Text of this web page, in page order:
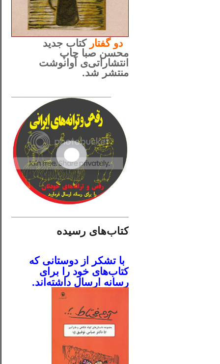
دوگفتار کتاب جدید
محسن صبا چاپ
انتشاراتی‌ی آوانوشت
منتشر شد.
کتاب‌های رسیده
با تشکر از دوستانی که
کتاب‌های خود را برای
رسانه ارسال داشته‌اند.